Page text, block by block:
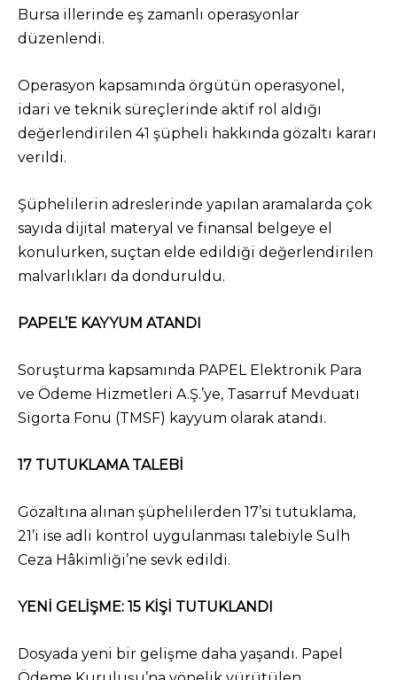
Bursa illerinde eş zamanlı operasyonlar
düzenlendi.
Operasyon kapsamında örgütün operasyonel,
idari ve teknik süreçlerinde aktif rol aldığı
değerlendirilen 41 şüpheli hakkında gözaltı kararı
verildi.
Şüphelilerin adreslerinde yapılan aramalarda çok
sayıda dijital materyal ve finansal belgeye el
konulurken, suçtan elde edildiği değerlendirilen
malvarlıkları da donduruldu.
PAPEL’E KAYYUM ATANDI
Soruşturma kapsamında PAPEL Elektronik Para
ve Ödeme Hizmetleri A.Ş.’ye, Tasarruf Mevduatı
Sigorta Fonu (TMSF) kayyum olarak atandı.
17 TUTUKLAMA TALEBİ
Gözaltına alınan şüphelilerden 17’si tutuklama,
21’i ise adli kontrol uygulanması talebiyle Sulh
Ceza Hâkimliği’ne sevk edildi.
YENİ GELİŞME: 15 KİŞİ TUTUKLANDI
Dosyada yeni bir gelişme daha yaşandı. Papel